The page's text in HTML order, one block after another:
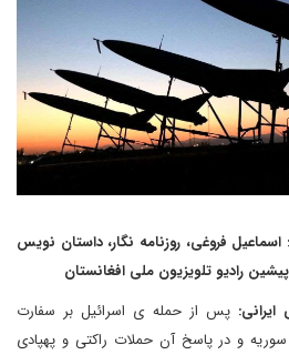
اسماعیل فروغی، روزنامه نگار، داستان نویس
رادیو تلویزیون ملی افغانستان
ایرانی: پس از حمله ی اسرائیل بر سفارت
سوریه و در پاسخ آن حملات راکتی و پهپادی